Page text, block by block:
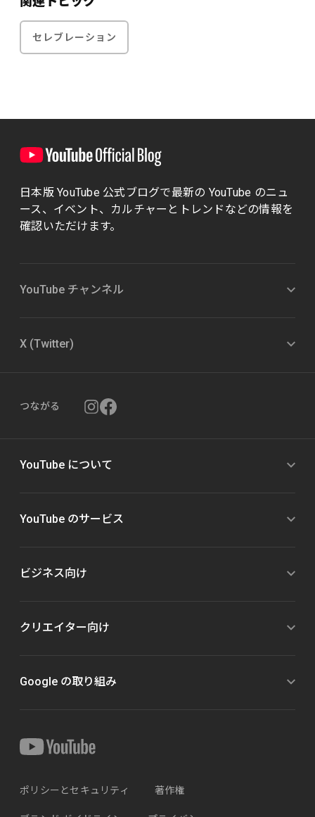
セレブレーション
日本版 YouTube 公式ブログで最新の YouTube のニュ
ース、イベント、カルチャーとトレンドなどの情報を
確認いただけます。
YouTube チャンネル
X (Twitter)
つながる
YouTube について
YouTube のサービス
ビジネス向け
クリエイター向け
Google の取り組み
ポリシーとセキュリティ 著作権